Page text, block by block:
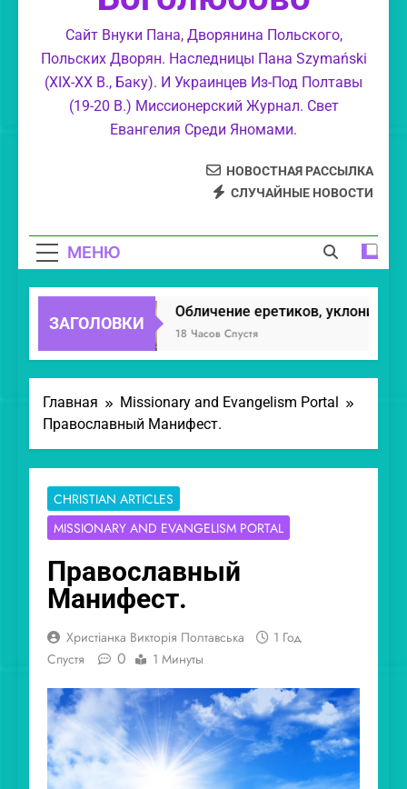
суемудрие.
Свет Православия.
Моя колыбель и Святое Православие.
Маргарит Духовный.
Сайт Внуки Пана, Дворянина Польского,
Польских Дворян. Наследницы Пана Szymański
(XIX-XX В., Баку). И Украинцев Из-Под Полтавы
(19-20 В.) Миссионерский Журнал. Свет
Евангелия Среди Яномами.
НОВОСТНАЯ РАССЫЛКА
СЛУЧАЙНЫЕ НОВОСТИ
МЕНЮ
ЗАГОЛОВКИ
Обличение еретиков,
18 Часов Спустя
Главная
Missionary and Evangelism Portal
Православный Манифест.
CHRISTIAN ARTICLES
MISSIONARY AND EVANGELISM PORTAL
Православный
Манифест.
Христіанка Викторія Полтавська
1 Год
Спустя
0 1 Минуты